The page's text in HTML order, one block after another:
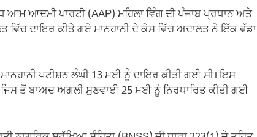
ਆਮ ਆਦਮੀ ਪਾਰਟੀ (AAP) ਮਹਿਲਾ ਵਿੰਗ ਦੀ ਪੰਜਾਬ ਪ੍ਰਧਾਨ ਅਤੇ
ਵਿੱਚ ਦਾਇਰ ਕੀਤੇ ਗਏ ਮਾਨਹਾਨੀ ਦੇ ਕੇਸ ਵਿੱਚ ਅਦਾਲਤ ਨੇ ਇੱਕ ਵੱਡਾ
ਪਟੀਸ਼ਨ ਲੰਘੀ 13 ਮਈ ਨੂੰ ਦਾਇਰ ਕੀਤੀ ਗਈ ਸੀ। ਇਸ
ਤੋਂ ਬਾਅਦ ਅਗਲੀ ਸੁਣਵਾਈ 25 ਮਈ ਨੂੰ ਨਿਰਧਾਰਿਤ ਕੀਤੀ ਗਈ